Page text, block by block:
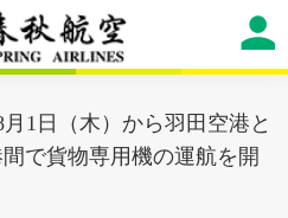
月1日（木）から羽田空港と
で貨物専用機の運航を開